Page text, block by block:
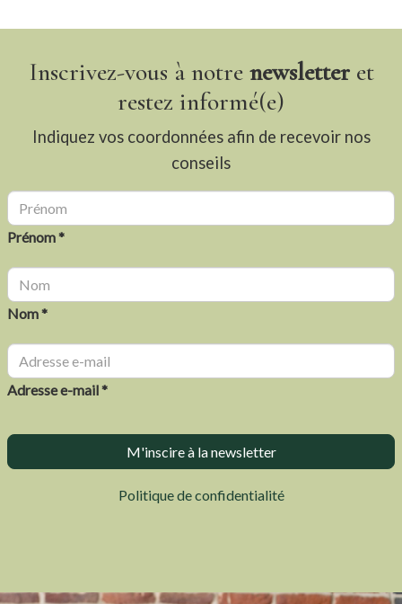
Inscrivez-vous à notre newsletteret
restez informé(e)
Indiquez vos coordonnées afin de recevoir nos
conseils
Prénom *
Nom *
Adresse e-mail *
Politique de confidentialité